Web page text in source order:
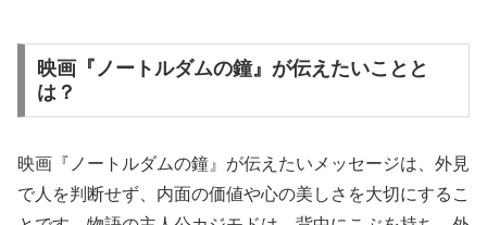
映画『ノートルダムの鐘』が伝えたいことと
は？
映画『ノートルダムの鐘』が伝えたいメッセージは、外見
で人を判断せず、内面の価値や心の美しさを大切にするこ